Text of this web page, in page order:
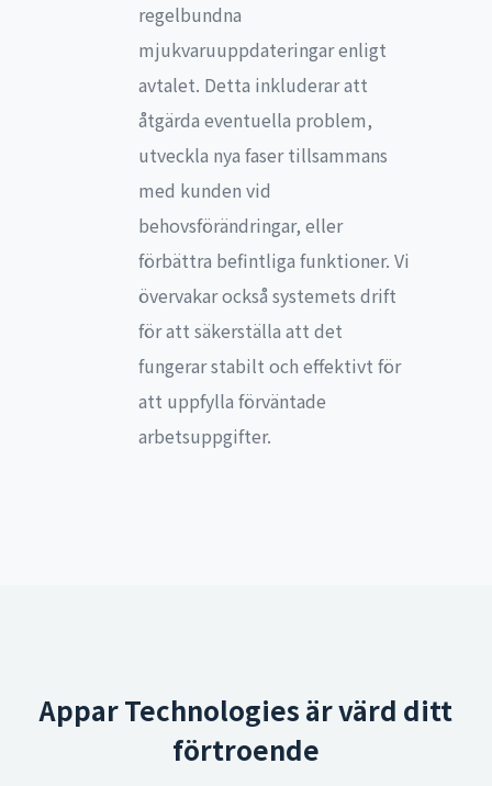
regelbundna
mjukvaruuppdateringar enligt
avtalet. Detta inkluderar att
åtgärda eventuella problem,
utveckla nya faser tillsammans
med kunden vid
behovsförändringar, eller
förbättra befintliga funktioner. Vi
övervakar också systemets drift
för att säkerställa att det
fungerar stabilt och effektivt för
att uppfylla förväntade
arbetsuppgifter.
Appar Technologies är värd ditt
förtroende